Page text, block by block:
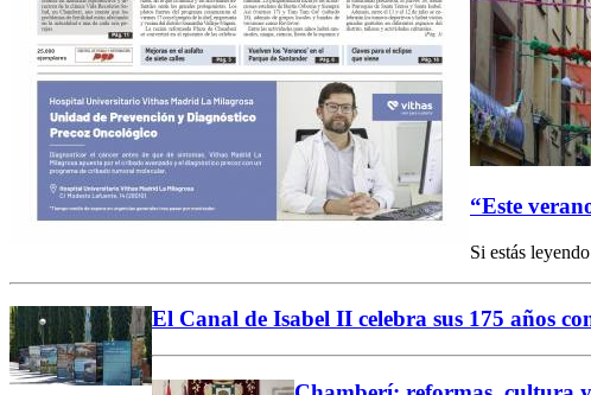
“Este
Si estás
El Canal de Isabel II celebra sus 175 años